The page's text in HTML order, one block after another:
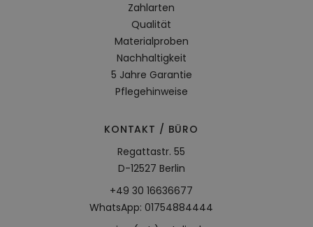
Zahlarten
Qualität
Materialproben
Nachhaltigkeit
5 Jahre Garantie
Pflegehinweise
KONTAKT / BÜRO
Regattastr. 55
D-12527 Berlin
+49 30 16636677
WhatsApp: 01754884444